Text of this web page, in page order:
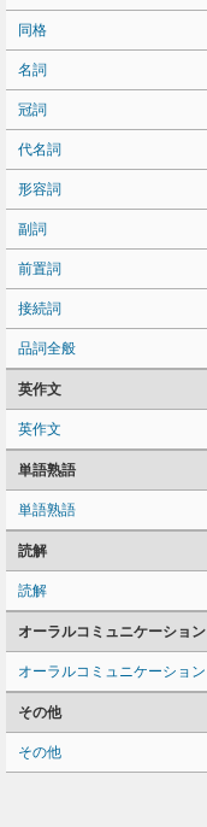
同格
名詞
冠詞
代名詞
形容詞
副詞
前置詞
接続詞
品詞全般
英作文
英作文
単語熟語
単語熟語
読解
読解
オーラルコミュニケーション
オーラルコミュニケーション
その他
その他